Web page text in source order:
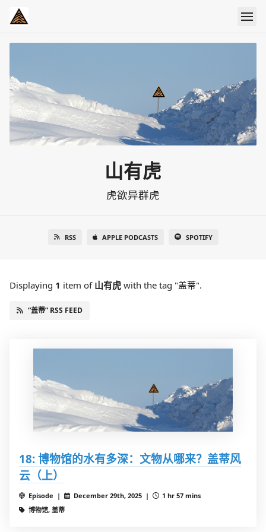
山有虎
虎欲异群虎
RSS APPLE PODCASTS SPOTIFY
Displaying 1 item of 山有虎 with the tag "盖蒂".
“盖蒂” RSS FEED
18: 博物馆的水有多深：文物从哪来？盖蒂风
云（上）
Episode | December 29th, 2025 |
1 hr 57 mins
博物馆, 盖蒂